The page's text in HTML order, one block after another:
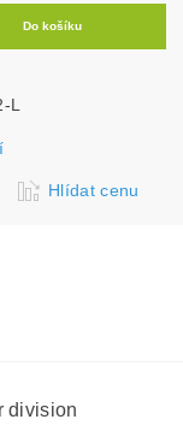
L
Hlídat cenu
division